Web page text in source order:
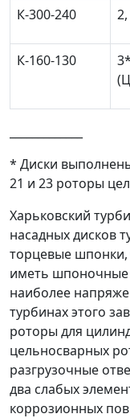
К-300-240
К-160-130
* Диски
21 и 23 роторы
Харьковский
насадных дисков
торцевые шпонки,
иметь шпоночные
наиболее
турбинах этого
роторы для
цельносварных
разгрузочные
два слабых
коррозионных